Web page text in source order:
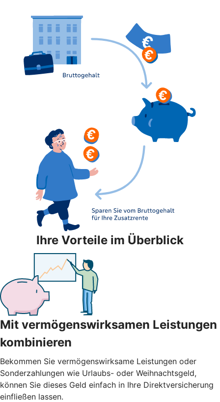
Ihre Vorteile im Überblick
Mit vermögenswirksamen Leistungen
kombinieren
Bekommen Sie vermögenswirksame Leistungen oder
Sonderzahlungen wie Urlaubs- oder Weihnachtsgeld,
können Sie dieses Geld einfach in Ihre Direktversicherung
einfließen lassen.